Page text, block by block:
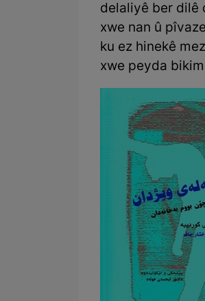
delaliyê ber dilê
xwe nan û
ku ez hinekê
xwe peyda